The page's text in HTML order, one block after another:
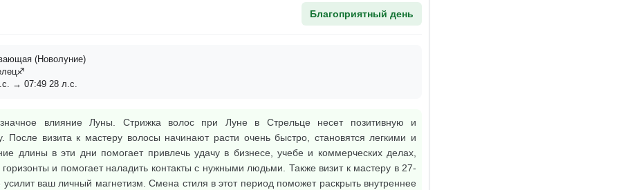
Благоприятный день
(Новолуние)
→ 07:49 28 л.с.
влияние Луны. Стрижка волос при Луне в Стрельце несет позитивную и
После визита к мастеру волосы начинают расти очень быстро, становятся легкими и
длины в эти дни помогает привлечь удачу в бизнесе, учебе и коммерческих делах,
и помогает наладить контакты с нужными людьми. Также визит к мастеру в 27-
усилит ваш личный магнетизм. Смена стиля в этот период поможет раскрыть внутреннее